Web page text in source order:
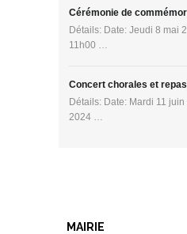
Cérémonie de
Détails: Date: Jeudi 8 mai
11h00 …
Concert chorales et repas
Détails: Date: Mardi 11
2024 …
MAIRIE